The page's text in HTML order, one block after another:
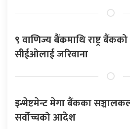
९ वाणिज्य बैंकमाथि राष्ट्र
सीईओलाई जरिवाना
इन्भेष्टमेन्ट मेगा बैंकका
सर्वोच्चको आदेश